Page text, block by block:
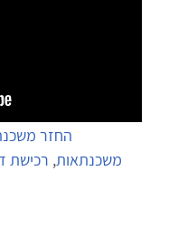
החזר
משכנתאות, רכישת